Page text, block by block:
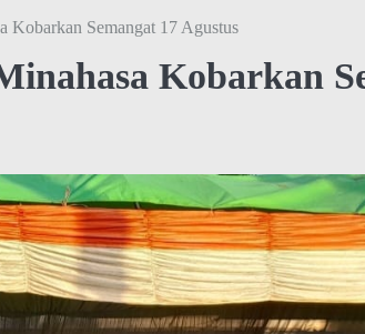
Kobarkan Semangat 17 Agustus
Kobarkan